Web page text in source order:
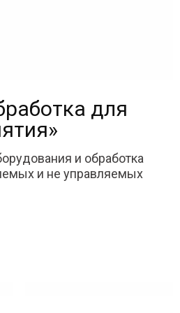
для
и обработка
и не управляемых